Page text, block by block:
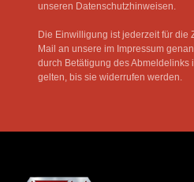
unseren Datenschutzhinweisen.
Die Einwilligung ist jederzeit für die
Mail an unsere im Impressum
durch Betätigung des Abmeldelinks
gelten, bis sie widerrufen werden.